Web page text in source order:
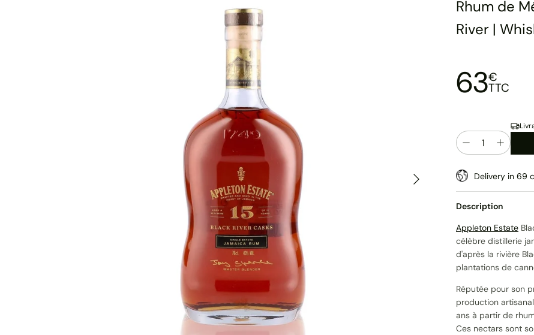
Suivant
Rhum de
River |
63€
TTC
Quantité
Delivery in 69
Description
Appleton Estate
célèbre distillerie
d'après la rivière
plantations de
Réputée pour son
production
ans à partir de
Ces nectars sont